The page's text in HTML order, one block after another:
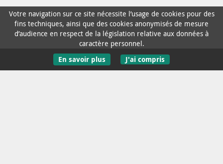
Votre navigation sur ce site nécessite l’usage de cookies pour des
fins techniques, ainsi que des cookies anonymisés de mesure
d’audience en respect de la législation relative aux données à
caractère personnel.
En savoir plus
J'ai compris